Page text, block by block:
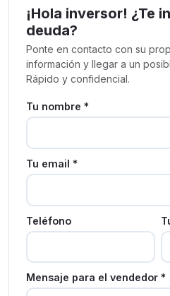
¡Hola inversor! ¿Te
deuda?
Ponte en contacto con su
información y llegar a un
Rápido y confidencial.
Tu nombre *
Tu email *
Teléfono
Mensaje para el vendedor *